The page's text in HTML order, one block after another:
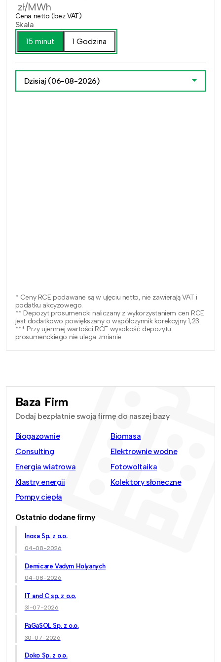
zł/MWh
Cena netto (bez VAT)
Skala
15 minut
1 Godzina
Dzisiaj (06-08-2026)
* Ceny RCE podawane są w ujęciu netto, nie zawierają VAT i
podatku akcyzowego.
** Depozyt prosumencki naliczany z wykorzystaniem cen RCE
jest dodatkowo powiększany o współczynnik korekcyjny 1,23.
*** Przy ujemnej wartości RCE wysokość depozytu
prosumenckiego nie ulega zmianie.
Baza Firm
Dodaj bezpłatnie swoją firmę do naszej bazy
Biogazownie
Biomasa
Consulting
Elektrownie wodne
Energia wiatrowa
Fotowoltaika
Klastry energii
Kolektory słoneczne
Pompy ciepła
Ostatnio dodane firmy
Inoxa Sp. z o.o.
04-08-2026
Demicare Vadym Holyanych
04-08-2026
IT and C sp. z o.o.
31-07-2026
PaGaSOL Sp. z o.o.
30-07-2026
Doko Sp. z o.o.